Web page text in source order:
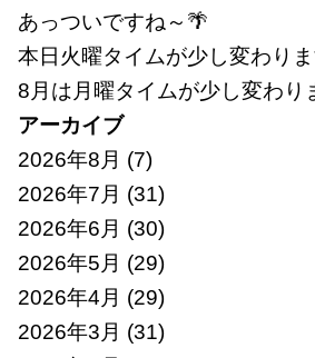
あっついですね～🌴
本日火曜タイムが少し変わり
8月は月曜タイムが少し変わり
アーカイブ
2026年8月 (7)
2026年7月 (31)
2026年6月 (30)
2026年5月 (29)
2026年4月 (29)
2026年3月 (31)